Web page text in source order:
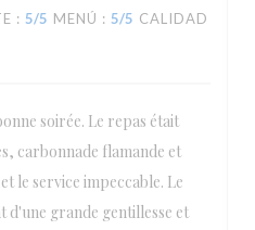
: 5/5 MENÚ : 5/5 CALIDAD
soirée. Le repas était
carbonnade flamande et
le service impeccable. Le
d'une grande gentillesse et